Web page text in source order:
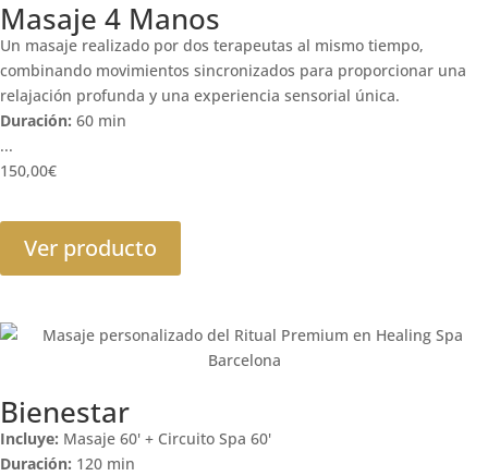
Masaje 4 Manos
Un masaje realizado por dos terapeutas al mismo tiempo,
combinando movimientos sincronizados para proporcionar una
relajación profunda y una experiencia sensorial única.
Duración: 60 min
...
150,00€
Ver producto
Bienestar
Incluye: Masaje 60' + Circuito Spa 60'
Duración: 120 min